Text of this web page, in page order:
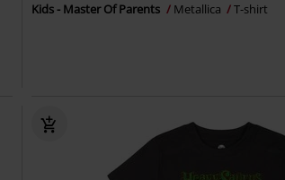
Kids - Master Of Parents Metallica T-shirt